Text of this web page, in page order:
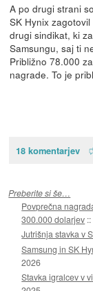
A po drugi strani
SK Hynix
drugi sindikat, ki
Samsungu, saj ti
Približno 78.000
nagrade. To je
18 komentarjev
Preberite si še…
Povprečna
300.000 dolarjev ::
Jutrišnja stavka v
Samsung in SK
2026
Stavka igralcev v